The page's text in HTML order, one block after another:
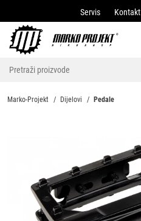
Servis Kontakt
Marko-Projekt Dijelovi Pedale